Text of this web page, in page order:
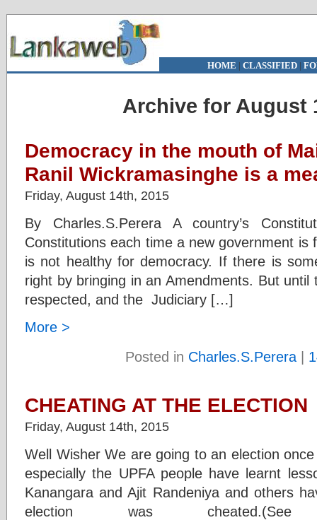
HOME | CLASSIFIED|
Archive for August
Democracy in the mouth of
Ranil Wickramasinghe is a
Friday, August 14th, 2015
By Charles.S.Perera A country’s
Constitutions each time a new government
is not healthy for democracy. If there is
right by bringing in an Amendments. But
respected, and the Judiciary […]
More >
Posted in Charles.S.Perera |
CHEATING AT THE ELECTION
Friday, August 14th, 2015
Well Wisher We are going to an election
especially the UPFA people have learnt
Kanangara and Ajit Randeniya and others
election was